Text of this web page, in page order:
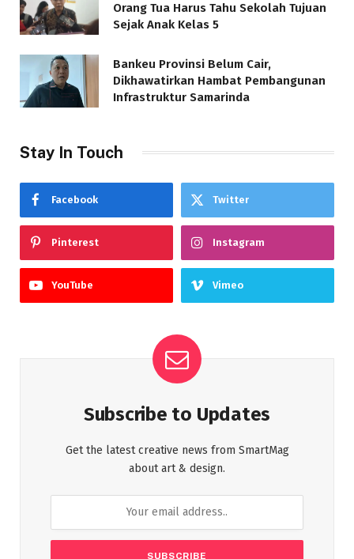
Orang Tua Harus Tahu Sekolah Tujuan
Sejak Anak Kelas 5
Bankeu Provinsi Belum Cair,
Dikhawatirkan Hambat Pembangunan
Infrastruktur Samarinda
Stay In Touch
Facebook Twitter
Pinterest Instagram
YouTube Vimeo
Subscribe to Updates
Get the latest creative news from SmartMag
about art & design.